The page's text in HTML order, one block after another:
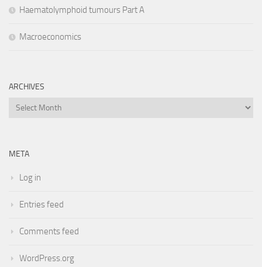
Haematolymphoid tumours Part A
Macroeconomics
ARCHIVES
Archives
META
Log in
Entries feed
Comments feed
WordPress.org